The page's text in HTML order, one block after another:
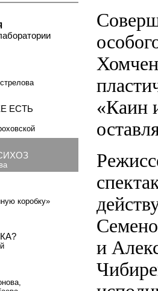
«Каин
и
ЕСТЬ
коробку»